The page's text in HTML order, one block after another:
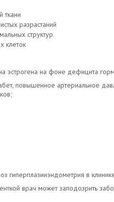
ткани
разрастаний
структур
клеток
эстрогена на фоне дефицита
повышенное артериальное
гиперплазииэндометрия в
врач может заподозрить